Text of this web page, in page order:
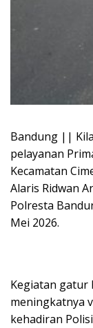
Bandung ||
pelayanan
Kecamatan
Alaris Ridwan
Polresta
Mei 2026.
Kegiatan gatur
meningkatnya
kehadiran